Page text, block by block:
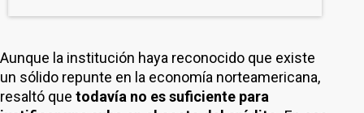
Aunque la institución haya reconocido que existe
un sólido repunte en la economía norteamericana,
resaltó que todavía no es suficiente para